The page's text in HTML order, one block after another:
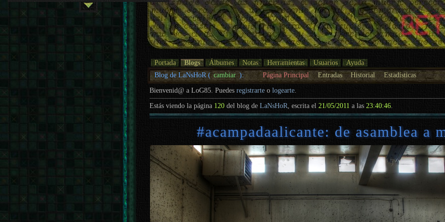
Portada Blogs Álbumes Notas Herramientas Usuarios
Ayuda
Blog de LaNsHoR ( cambiar ): Página Principal Entradas Historial Estadísticas
Bienvenid@ a LoG85. Puedesregistrarte ologearte.
Estás viendo la página 120 del blog deLaNsHoR , escrita el 21/05/2011 a las 23:40:46
#acampadaalicante: de asamblea a